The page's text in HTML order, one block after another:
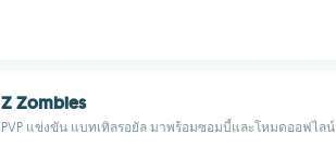
Z Zombies
PVP แข่งขัน แบทเทิลรอยัล มาพร้อมซอมบี้และโหมดออฟไลน์